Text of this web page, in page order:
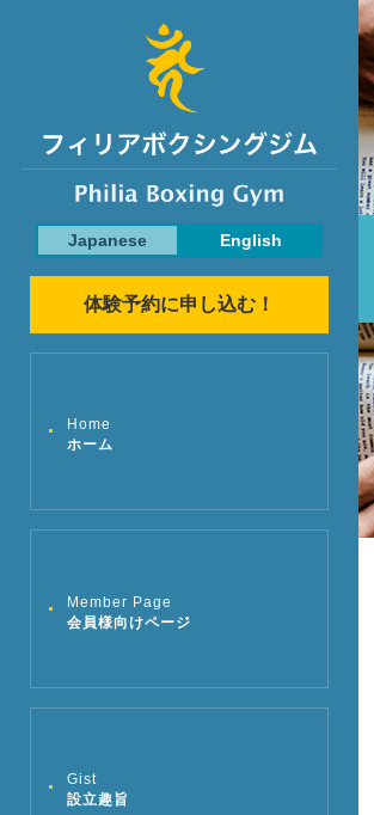
Japanese English
体験予約に申し込む！
Home
ホーム
Member Page
会員様向けページ
Gist
設立趣旨